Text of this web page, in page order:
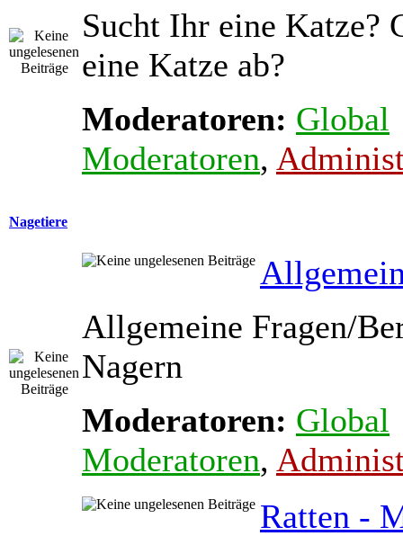
Sucht Ihr eine Katze?
eine Katze ab?
Moderatoren: Global
Moderatoren,
Nagetiere
Allgemeine Fragen/
Nagern
Moderatoren: Global
Moderatoren,
Ratten -